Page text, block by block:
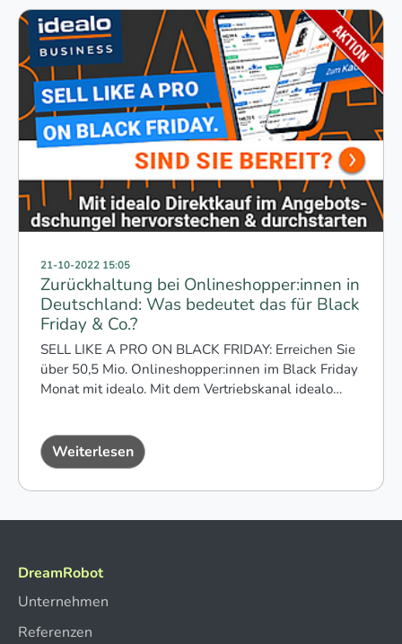
21-10-2022 15:05
Zurückhaltung bei Onlineshopper:innen in
Deutschland: Was bedeutet das für Black
Friday & Co.?
SELL LIKE A PRO ON BLACK FRIDAY: Erreichen Sie
über 50,5 Mio. Onlineshopper:innen im Black Friday
Monat mit idealo. Mit dem Vertriebskanal idealo…
Weiterlesen
DreamRobot
Unternehmen
Referenzen